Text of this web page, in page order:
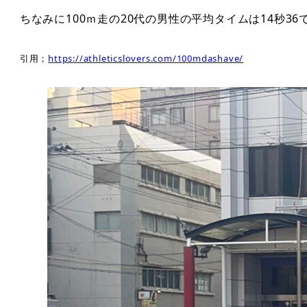
ちなみに100ｍ走の20代の男性の平均タイムは14秒36
引用； https://athleticslovers.com/100mdashave/